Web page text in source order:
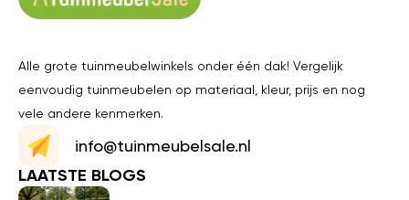
Alle grote tuinmeubelwinkels onder één dak! Vergelijk
eenvoudig tuinmeubelen op materiaal, kleur, prijs en nog
vele andere kenmerken.
info@tuinmeubelsale.nl
LAATSTE BLOGS